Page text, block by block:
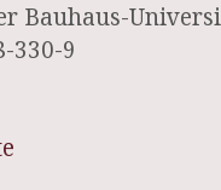
Bauhaus-
330-9